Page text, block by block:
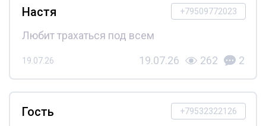
+79509772023
Настя
Любит трахаться под всем
19.07.26 19.07.26 262 2
+79532322126
Гость